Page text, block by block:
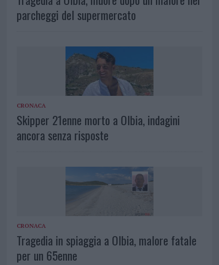
parcheggi del supermercato
CRONACA
Skipper 21enne morto a Olbia, indagini
ancora senza risposte
CRONACA
Tragedia in spiaggia a Olbia, malore fatale
per un 65enne